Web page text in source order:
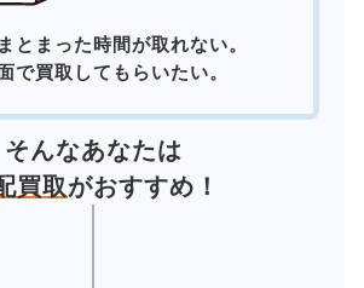
とまった時間が取れない。
で買取してもらいたい。
そんなあなたは
買取がおすすめ！